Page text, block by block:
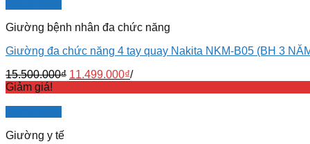
Giường bệnh nhân đa chức năng
Giường đa chức năng 4 tay quay Nakita NKM-B05 (BH 3
15.500.000₫ 11.499.000₫/
Giảm giá!
Giường y tế